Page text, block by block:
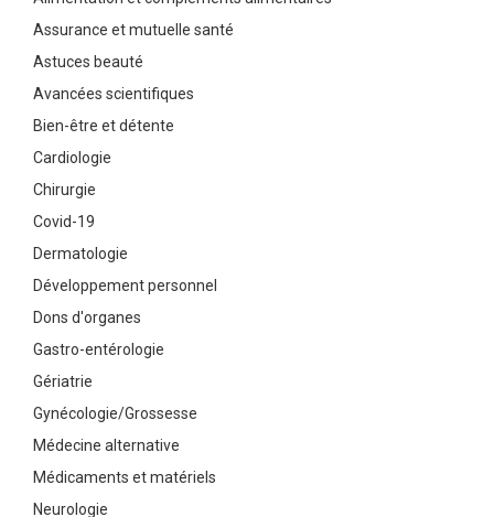
Assurance et mutuelle santé
Astuces beauté
Avancées scientifiques
Bien-être et détente
Cardiologie
Chirurgie
Covid-19
Dermatologie
Développement personnel
Dons d'organes
Gastro-entérologie
Gériatrie
Gynécologie/Grossesse
Médecine alternative
Médicaments et matériels
Neurologie